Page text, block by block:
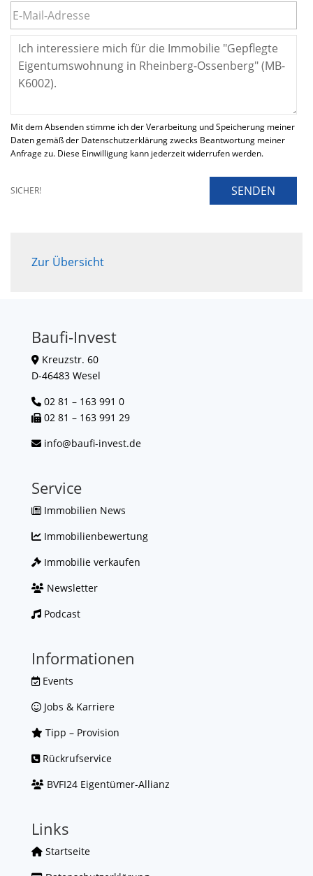
Mit dem Absenden stimme ich der Verarbeitung und Speicherung meiner
Daten gemäß der Datenschutzerklärung zwecks Beantwortung meiner
Anfrage zu. Diese Einwilligung kann jederzeit widerrufen werden.
SICHER! SENDEN
Zur Übersicht
Baufi-Invest
Kreuzstr. 60
D-46483 Wesel
02 81 – 163 991 0
02 81 – 163 991 29
info@baufi-invest.de
Service
Immobilien News
Immobilienbewertung
Immobilie verkaufen
Newsletter
Podcast
Informationen
Events
Jobs & Karriere
Tipp – Provision
Rückrufservice
BVFI24 Eigentümer-Allianz
Links
Startseite